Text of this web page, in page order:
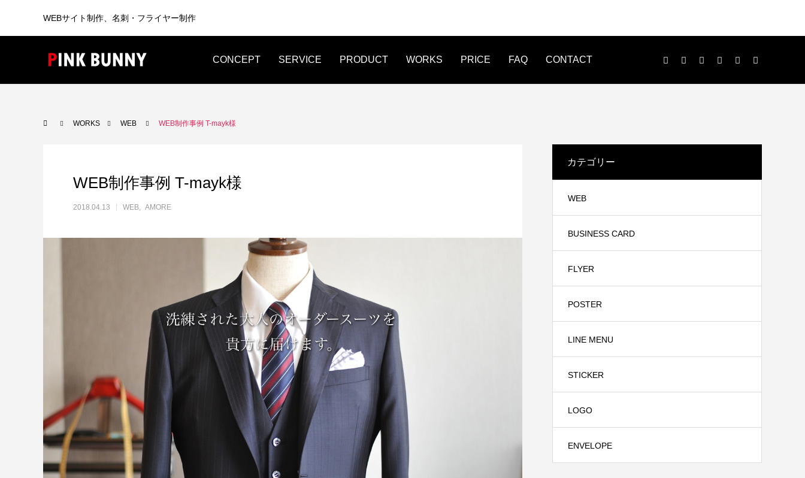
WEBサイト制作、名刺・フライヤー制作
CONCEPT SERVICE PRODUCT WORKS PRICE FAQ CONTACT
洗練されたWordPressテーマを使ったWEB制作
印刷物制作
WEB制作事例 オンライン作詞教室 爽
塾 様
2025.10.24
WEB制作事例 黒住歯科様
2024.08.24
名刺制作事例 みちよ塾
2024.10.26
名刺制作事例 PINK BUNNY
2024.10.26
WORKS WEB WEB制作事例 T-mayk様
WEB制作事例 T-mayk様
2018.04.13 WEB AMORE
カテゴリー
WEB
BUSINESS CARD
FLYER
POSTER
LINE MENU
STICKER
LOGO
ENVELOPE